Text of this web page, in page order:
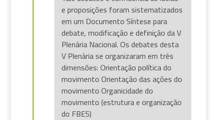
e proposições foram sistematizados
em um Documento Síntese para
debate, modificação e definição da V
Plenária Nacional. Os debates desta
V Plenária se organizaram em três
dimensões: Orientação política do
movimento Orientação das ações do
movimento Organicidade do
movimento (estrutura e organização
do FBES)